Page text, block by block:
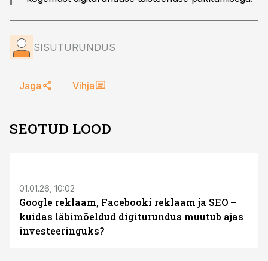
SISUTURUNDUS
Jaga Vihja
SEOTUD LOOD
01.01.26, 10:02
Google reklaam, Facebooki reklaam ja SEO –
kuidas läbimõeldud digiturundus muutub ajas
investeeringuks?